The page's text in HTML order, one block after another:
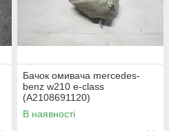
Бачок омивача mercedes-
benz w210 e-class
(A2108691120)
В наявності